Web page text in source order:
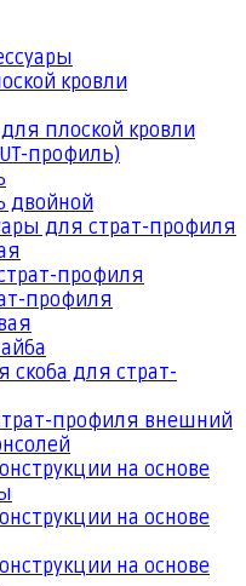
кровли
плоской кровли
профиль)
двойной
для страт-профиля
профиля
профиля
скоба для страт-
профиля внешний
на основе
на основе
на основе